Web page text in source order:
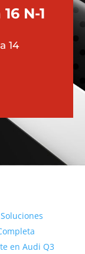
N-1
14
en Audi Q3